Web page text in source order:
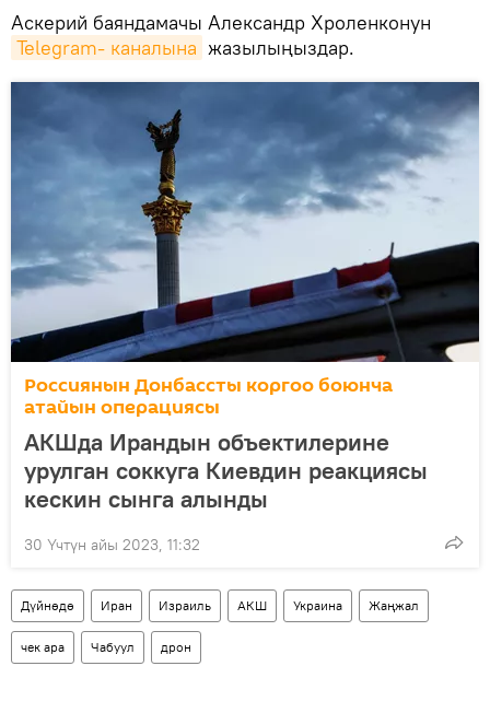
Аскерий баяндамачы Александр Хроленконун
Telegram- каналына жазылыңыздар.
Россиянын Донбассты коргоо боюнча
атайын операциясы
АКШда Ирандын объектилерине
урулган соккуга Киевдин реакциясы
кескин сынга алынды
30 Үчтүн айы 2023, 11:32
Дүйнөдө Иран Израиль АКШ Украина Жаңжал
чек ара Чабуул дрон